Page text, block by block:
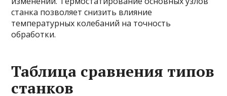
станка позволяет снизить влияние
температурных колебаний на точность
обработки.
Таблица сравнения типов
станков